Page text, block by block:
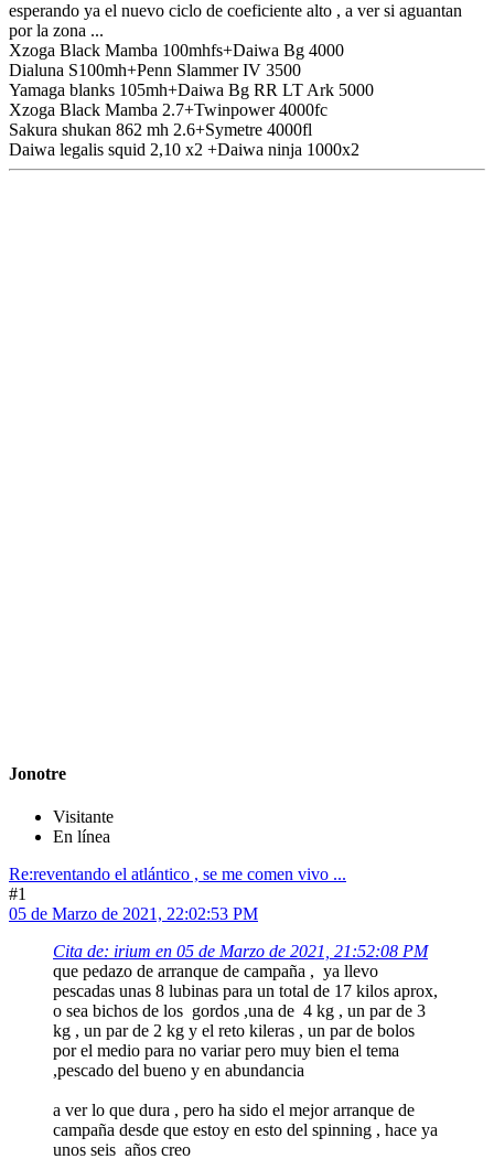
esperando ya el nuevo ciclo de coeficiente alto , a ver si aguantan
por la zona ...
Xzoga Black Mamba 100mhfs+Daiwa Bg 4000
Dialuna S100mh+Penn Slammer IV 3500
Yamaga blanks 105mh+Daiwa Bg RR LT Ark 5000
Xzoga Black Mamba 2.7+Twinpower 4000fc
Sakura shukan 862 mh 2.6+Symetre 4000fl
Daiwa legalis squid 2,10 x2 +Daiwa ninja 1000x2
Jonotre
Visitante
En línea
Re:reventando el atlántico , se me comen vivo ...
#1
05 de Marzo de 2021, 22:02:53 PM
Cita de: irium en 05 de Marzo de 2021, 21:52:08 PM
que pedazo de arranque de campaña , ya llevo
pescadas unas 8 lubinas para un total de 17 kilos aprox,
o sea bichos de los gordos ,una de 4 kg , un par de 3
kg , un par de 2 kg y el reto kileras , un par de bolos
por el medio para no variar pero muy bien el tema
,pescado del bueno y en abundancia
a ver lo que dura , pero ha sido el mejor arranque de
campaña desde que estoy en esto del spinning , hace ya
unos seis años creo